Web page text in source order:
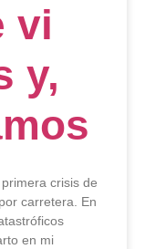
vi
y,
crisis de
carretera. En
en mi